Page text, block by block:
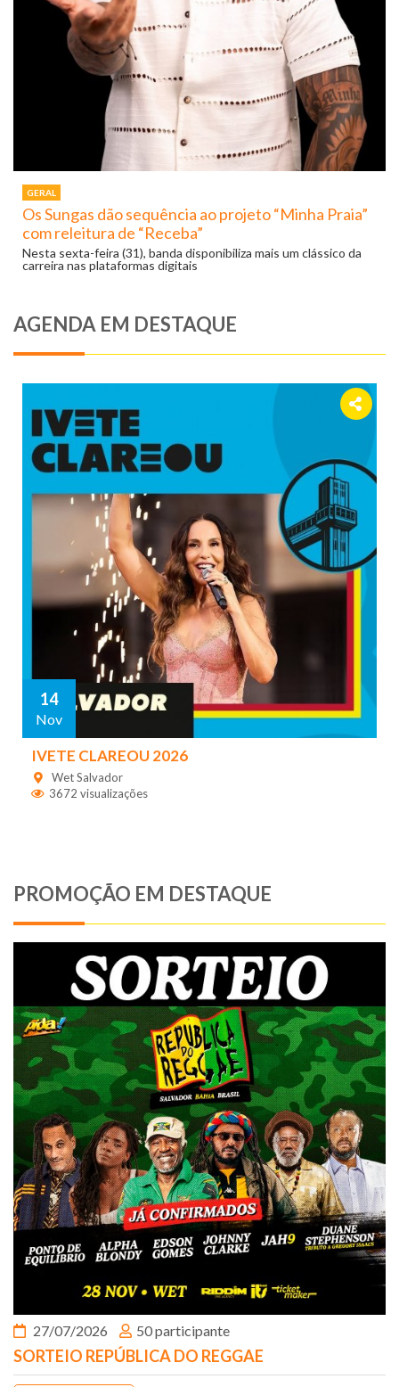
GERAL
Os Sungas dão sequência ao projeto “Minha Praia”
com releitura de “Receba”
Nesta sexta-feira (31), banda disponibiliza mais um clássico da
carreira nas plataformas digitais
AGENDA EM DESTAQUE
14
Nov
IVETE CLAREOU 2026
Wet Salvador
3672 visualizações
PROMOÇÃO EM DESTAQUE
27/07/2026 50 participante
SORTEIO REPÚBLICA DO REGGAE